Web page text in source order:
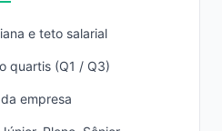
e teto salarial
quartis (Q1 / Q3)
empresa